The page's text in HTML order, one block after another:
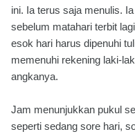
ini. Ia terus saja menulis.
sebelum matahari terbit
esok hari harus dipenuhi
memenuhi rekening laki-
angkanya.
Jam menunjukkan pukul
seperti sedang sore hari,